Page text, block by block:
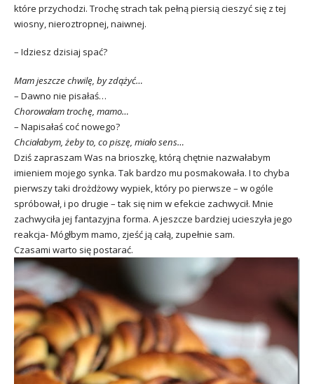
które przychodzi. Trochę strach tak pełną piersią cieszyć się z tej
wiosny, nieroztropnej, naiwnej.
– Idziesz dzisiaj spać?
Mam jeszcze chwilę, by zdążyć…
– Dawno nie pisałaś…
Chorowałam trochę, mamo…
– Napisałaś coć nowego?
Chciałabym, żeby to, co piszę, miało sens…
Dziś zapraszam Was na brioszkę, którą chętnie nazwałabym
imieniem mojego synka. Tak bardzo mu posmakowała. I to chyba
pierwszy taki drożdżowy wypiek, który po pierwsze – w ogóle
spróbował, i po drugie – tak się nim w efekcie zachwycił. Mnie
zachwyciła jej fantazyjna forma. A jeszcze bardziej ucieszyła jego
reakcja- Mógłbym mamo, zjeść ją całą, zupełnie sam.
Czasami warto się postarać.